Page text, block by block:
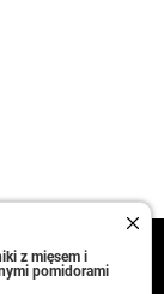
z mięsem i
pomidorami